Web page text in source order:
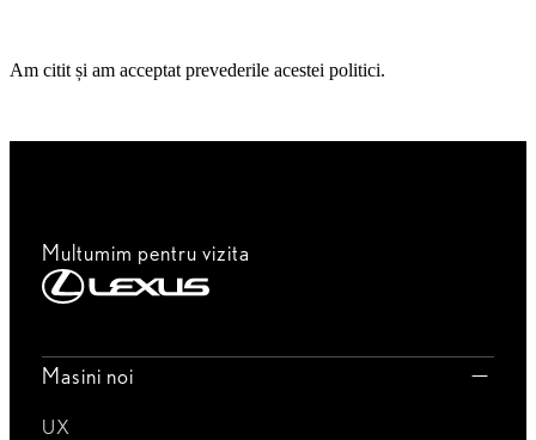
Am citit și am acceptat prevederile acestei politici.
Multumim pentru vizita
Masini noi
UX